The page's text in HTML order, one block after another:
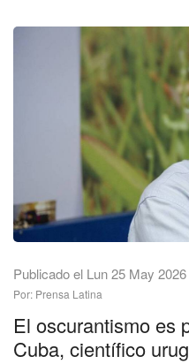
Publicado el Lun 25 May 2026
Por: Prensa Latina
El oscurantismo es
Cuba, científico